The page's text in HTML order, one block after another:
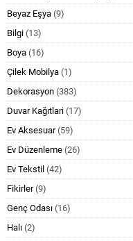
Beyaz Eşya (9)
Bilgi (13)
Boya (16)
Çilek Mobilya (1)
Dekorasyon (383)
Duvar Kağıtlari (17)
Ev Aksesuar(59)
Ev Düzenleme (26)
Ev Tekstil (42)
Fikirler(9)
Genç Odası (16)
Halı (2)